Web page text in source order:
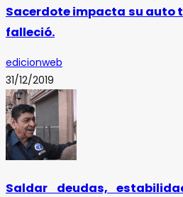
Sacerdote impacta su auto
falleció.
edicionweb
31/12/2019
Saldar deudas,